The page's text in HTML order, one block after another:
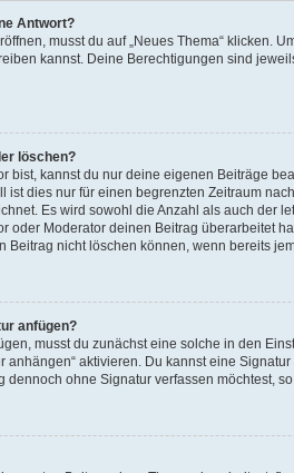
Antwort?
musst du auf „Neues Thema“ klicken.
kannst. Deine Berechtigungen sind
löschen?
bist, kannst du nur deine eigenen Beiträge
ist dies nur für einen begrenzten Zeitraum
Es wird sowohl die Anzahl als auch der
oder Moderator deinen Beitrag überarbeitet
Beitrag nicht löschen können, wenn bereits
anfügen?
musst du zunächst eine solche in den
anhängen“ aktivieren. Du kannst eine
ohne Signatur verfassen möchtest,